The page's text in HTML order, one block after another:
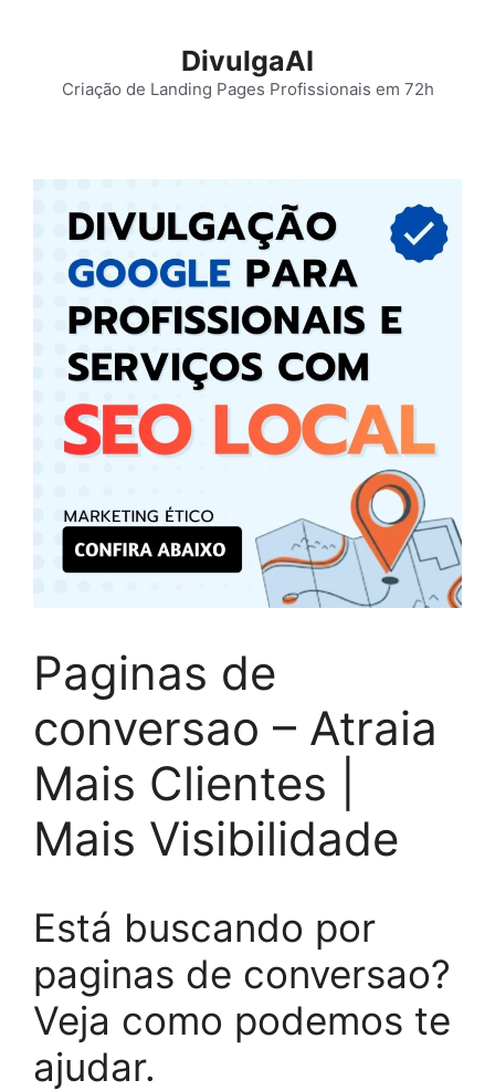
conteúdo
DivulgaAI
Criação de Landing Pages Profissionais em 72h
Paginas de
conversao – Atraia
Mais Clientes |
Mais Visibilidade
Está buscando por
paginas de conversao?
Veja como podemos te
ajudar.